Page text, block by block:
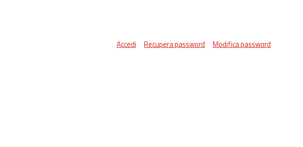
Accedi Recupera password Modifica password